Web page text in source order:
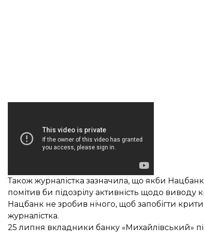
Також журналістка зазначила, що якби Нацбанк
помітив би підозрілу активність щодо виводу
Нацбанк не зробив нічого, щоб запобігти
журналістка.
25 липня вкладники банку «Михайлівський»